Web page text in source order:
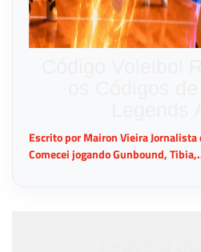
Escrito por Mairon Vieira
Comecei jogando Gunbound,